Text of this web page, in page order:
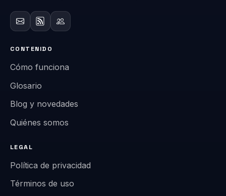
CONTENIDO
Cómo funciona
Glosario
Blog y novedades
Quiénes somos
LEGAL
Política de privacidad
Términos de uso